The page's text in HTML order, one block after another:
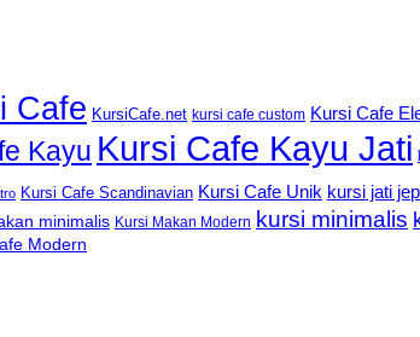
Cafe KursiCafe.net kursi cafe custom Kursi Cafe
Kayu Kursi Cafe Kayu Jati
Kursi Cafe Scandinavian Kursi Cafe Unik kursi jati
minimalis Kursi Makan Modern kursi minimalis
Modern